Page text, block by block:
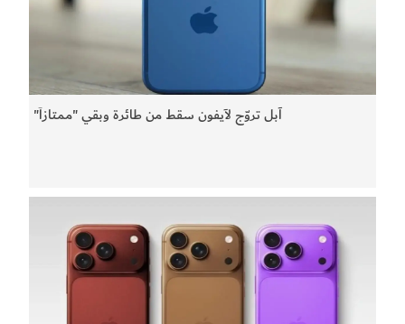
آبل تروّج لآيفون سقط من طائرة وبقي "ممتازاَ"